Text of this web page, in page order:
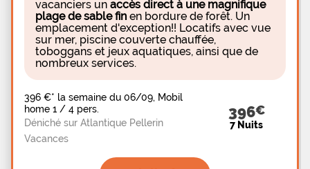
vacanciers un accès direct à une magnifique
plage de sable fin en bordure de forêt. Un
emplacement d'exception!! Locatifs avec vue
sur mer, piscine couverte chauffée,
toboggans et jeux aquatiques, ainsi que de
nombreux services.
396 €* la semaine du 06/09, Mobil
home 1 / 4 pers.
Déniché sur Atlantique Pellerin
Vacances
396
7 Nuits